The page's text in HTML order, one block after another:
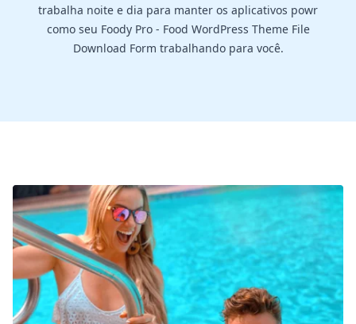
trabalha noite e dia para manter os aplicativos powr
como seu Foody Pro - Food WordPress Theme File
Download Form trabalhando para você.